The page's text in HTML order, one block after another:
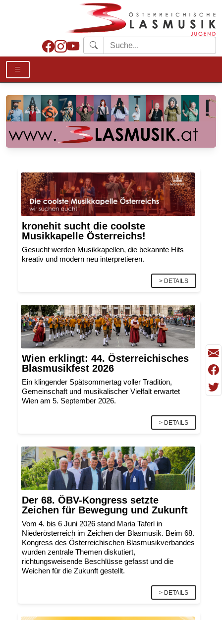
kronehit sucht die coolste
Musikkapelle Österreichs!
Gesucht werden Musikkapellen, die bekannte Hits
kreativ und modern neu interpretieren.
> DETAILS
Wien erklingt: 44. Österreichisches
Blasmusikfest 2026
Ein klingender Spätsommertag voller Tradition,
Gemeinschaft und musikalischer Vielfalt erwartet
Wien am 5. September 2026.
> DETAILS
Der 68. ÖBV-Kongress setzte
Zeichen für Bewegung und Zukunft
Vom 4. bis 6 Juni 2026 stand Maria Taferl in
Niederösterreich im Zeichen der Blasmusik. Beim 68.
Kongress des Österreichischen Blasmusikverbandes
wurden zentrale Themen diskutiert,
richtungsweisende Beschlüsse gefasst und die
Weichen für die Zukunft gestellt.
> DETAILS